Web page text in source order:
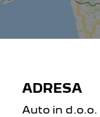
ADRESA
Auto in d.o.o.